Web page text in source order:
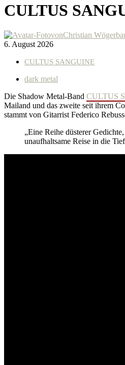
CULTUS
vonChristian
6. August 2026
CULTUS SANGUINE
dark metal
Die Shadow Metal-Band CULTUS
Mailand und das zweite seit ihrem
stammt von Gitarrist Federico
„Eine Reihe düsterer
unaufhaltsame Reise in die